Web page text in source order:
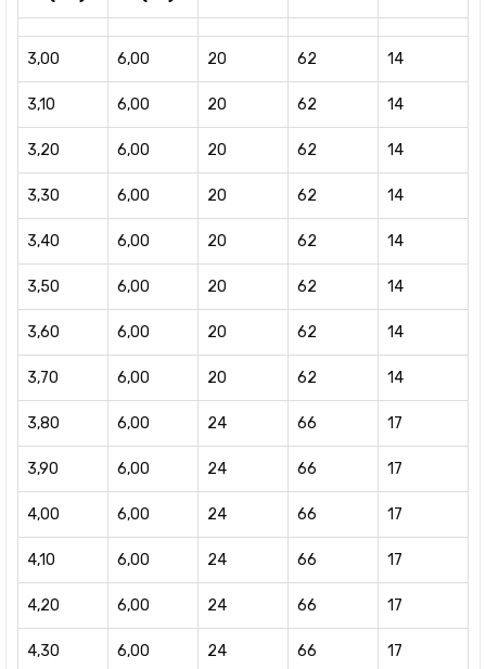
3,00 6,00 20 62 14
3,10 6,00 20 62 14
3,20 6,00 20 62 14
3,30 6,00 20 62 14
3,40 6,00 20 62 14
3,50 6,00 20 62 14
3,60 6,00 20 62 14
3,70 6,00 20 62 14
3,80 6,00 24 66 17
3,90 6,00 24 66 17
4,00 6,00 24 66 17
4,10 6,00 24 66 17
4,20 6,00 24 66 17
4,30 6,00 24 66 17